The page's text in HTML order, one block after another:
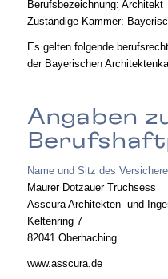
Berufsbezeichnung: Architekt
Zuständige Kammer:
Es gelten folgende
der Bayerischen
Angaben
Name und Sitz des
Maurer Dotzauer Truchsess
Asscura Architekten- und
Keltenring 7
82041 Oberhaching
www.asscura.de